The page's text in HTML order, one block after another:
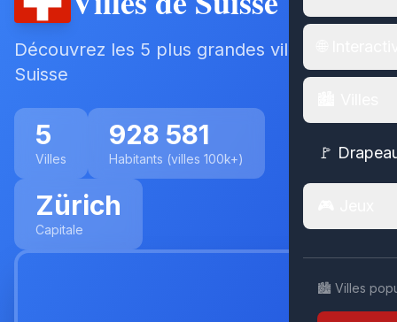
🚩
🏙️ Villes
Découvrez les 5 plus grandes villes de
Suisse
5
Villes
928 581
Habitants (villes 100k+)
Zürich
Capitale